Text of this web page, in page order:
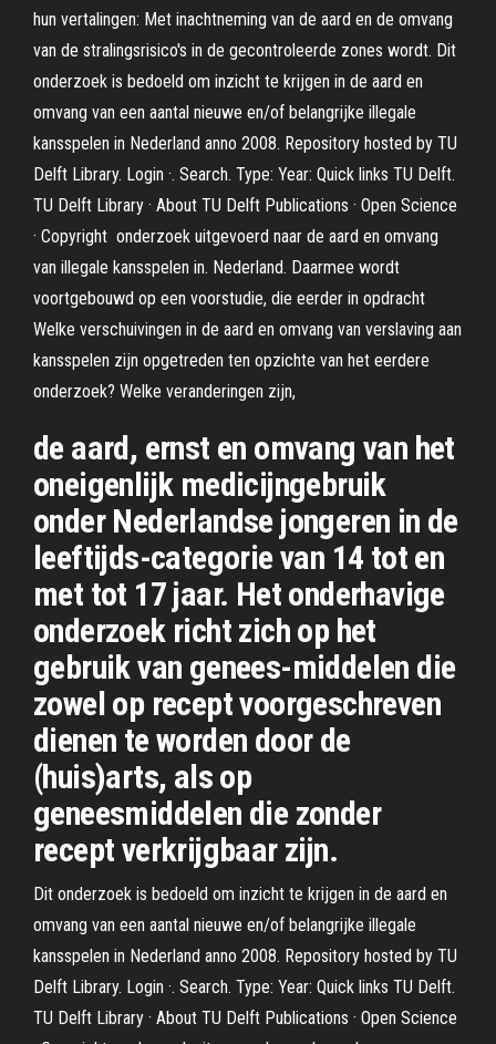
hun vertalingen: Met inachtneming van de aard en de omvang
van de stralingsrisico's in de gecontroleerde zones wordt. Dit
onderzoek is bedoeld om inzicht te krijgen in de aard en
omvang van een aantal nieuwe en/of belangrijke illegale
kansspelen in Nederland anno 2008. Repository hosted by TU
Delft Library. Login ·. Search. Type: Year: Quick links TU Delft.
TU Delft Library · About TU Delft Publications · Open Science
· Copyright onderzoek uitgevoerd naar de aard en omvang
van illegale kansspelen in. Nederland. Daarmee wordt
voortgebouwd op een voorstudie, die eerder in opdracht
Welke verschuivingen in de aard en omvang van verslaving aan
kansspelen zijn opgetreden ten opzichte van het eerdere
onderzoek? Welke veranderingen zijn,
de aard, ernst en omvang van het
oneigenlijk medicijngebruik
onder Nederlandse jongeren in de
leeftijds-categorie van 14 tot en
met tot 17 jaar. Het onderhavige
onderzoek richt zich op het
gebruik van genees-middelen die
zowel op recept voorgeschreven
dienen te worden door de
(huis)arts, als op
geneesmiddelen die zonder
recept verkrijgbaar zijn.
Dit onderzoek is bedoeld om inzicht te krijgen in de aard en
omvang van een aantal nieuwe en/of belangrijke illegale
kansspelen in Nederland anno 2008. Repository hosted by TU
Delft Library. Login ·. Search. Type: Year: Quick links TU Delft.
TU Delft Library · About TU Delft Publications · Open Science